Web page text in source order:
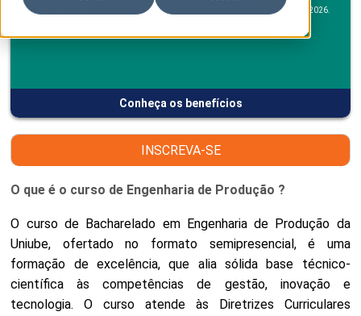
*Desconto Alunos Semipresencial Campus para o 2º semestre de 2026.
Conheça os benefícios
INSCREVA-SE
O que é o curso de Engenharia de Produção ?
O curso de Bacharelado em Engenharia de Produção da
Uniube, ofertado no formato semipresencial, é uma
formação de excelência, que alia sólida base técnico-
científica às competências de gestão, inovação e
tecnologia. O curso atende às Diretrizes Curriculares